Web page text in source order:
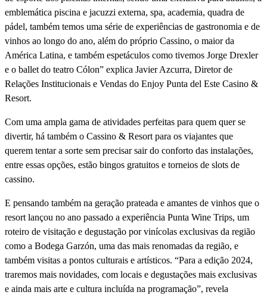
emblemática piscina e jacuzzi externa, spa, academia, quadra de
pádel, também temos uma série de experiências de gastronomia e de
vinhos ao longo do ano, além do próprio Cassino, o maior da
América Latina, e também espetáculos como tivemos Jorge Drexler
e o ballet do teatro Cólon” explica Javier Azcurra, Diretor de
Relações Institucionais e Vendas do Enjoy Punta del Este Casino &
Resort.
Com uma ampla gama de atividades perfeitas para quem quer se
divertir, há também o Cassino & Resort para os viajantes que
querem tentar a sorte sem precisar sair do conforto das instalações,
entre essas opções, estão bingos gratuitos e torneios de slots de
cassino.
E pensando também na geração prateada e amantes de vinhos que o
resort lançou no ano passado a experiência Punta Wine Trips, um
roteiro de visitação e degustação por viní­colas exclusivas da região
como a Bodega Garzón, uma das mais renomadas da região, e
também visitas a pontos culturais e artí­sticos. “Para a edição 2024,
traremos mais novidades, com locais e degustações mais exclusivas
e ainda mais arte e cultura incluí­da na programação”, revela